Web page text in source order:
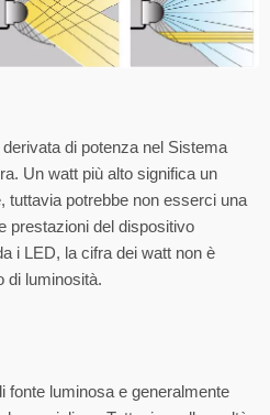
di potenza nel Sistema
Un watt più alto significa un
tuttavia potrebbe non esserci una
prestazioni del dispositivo
i LED, la cifra dei watt non è
di luminosità.
fonte luminosa e generalmente